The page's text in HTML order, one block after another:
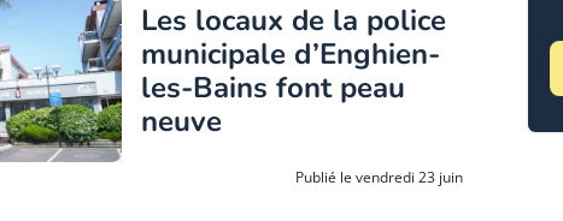
Les locaux de la police
municipale d’Enghien-
les-Bains font peau
neuve
Publié le vendredi 23 juin